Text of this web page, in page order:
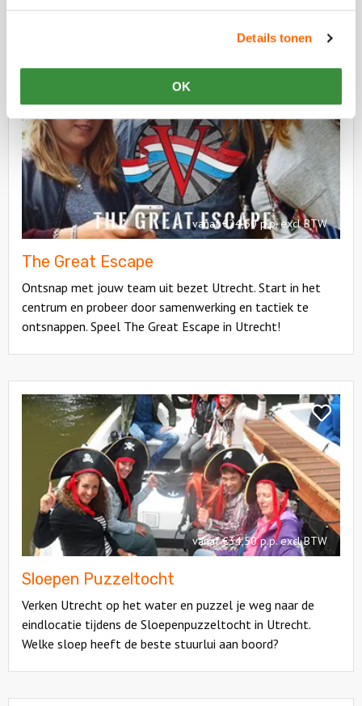
Details tonen
OK
De top 3 populairste groepsuitjes
Great
vanaf €24,50 p.p. excl BTW
The Great Escape
Ontsnap met jouw team uit bezet Utrecht. Start in het
centrum en probeer door samenwerking en tactiek te
ontsnappen. Speel The Great Escape in Utrecht!
Bekijk
Escape
Bekijk
Sloepen
vanaf €34,50 p.p. excl BTW
Sloepen Puzzeltocht
Verken Utrecht op het water en puzzel je weg naar de
eindlocatie tijdens de Sloepenpuzzeltocht in Utrecht.
Welke sloep heeft de beste stuurlui aan boord?
Sloepen
Puzzeltocht